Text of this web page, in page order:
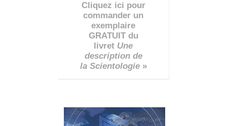
Cliquez ici pour
commander un
exemplaire
GRATUIT du
livret Une
description de
la Scientologie»